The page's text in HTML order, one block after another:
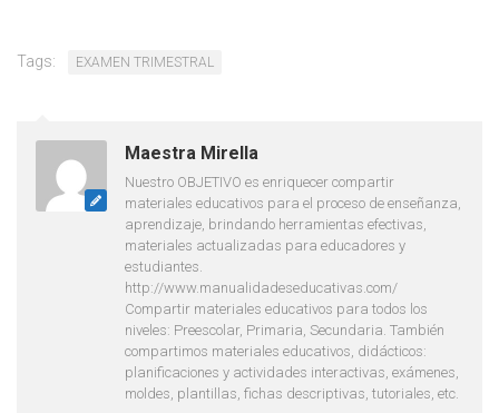
Tags: EXAMEN TRIMESTRAL
Maestra Mirella
Nuestro OBJETIVO es enriquecer compartir
materiales educativos para el proceso de enseñanza,
aprendizaje, brindando herramientas efectivas,
materiales actualizadas para educadores y
estudiantes.
http://www.manualidadeseducativas.com/
Compartir materiales educativos para todos los
niveles: Preescolar, Primaria, Secundaria. También
compartimos materiales educativos, didácticos:
planificaciones y actividades interactivas, exámenes,
moldes, plantillas, fichas descriptivas, tutoriales, etc.